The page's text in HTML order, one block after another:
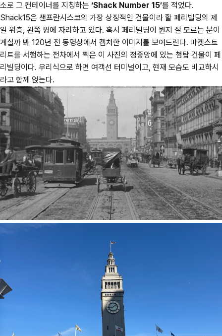
소로 그 컨테이너를 지칭하는 ‘Shack Number 15’를 적었다.
Shack15은 샌프란시스코의 가장 상징적인 건물이라 할 페리빌딩의 제
일 위층, 왼쪽 윙에 자리하고 있다. 혹시 페리빌딩이 뭔지 잘 모르는 분이
계실까 봐 120년 전 동영상에서 캡처한 이미지를 보여드린다. 마켓스트
리트를 서행하는 전차에서 찍은 이 사진의 정중앙에 있는 첨탑 건물이 페
리빌딩이다. 우리식으로 하면 여객선 터미널이고, 현재 모습도 비교하시
라고 함께 얹는다.